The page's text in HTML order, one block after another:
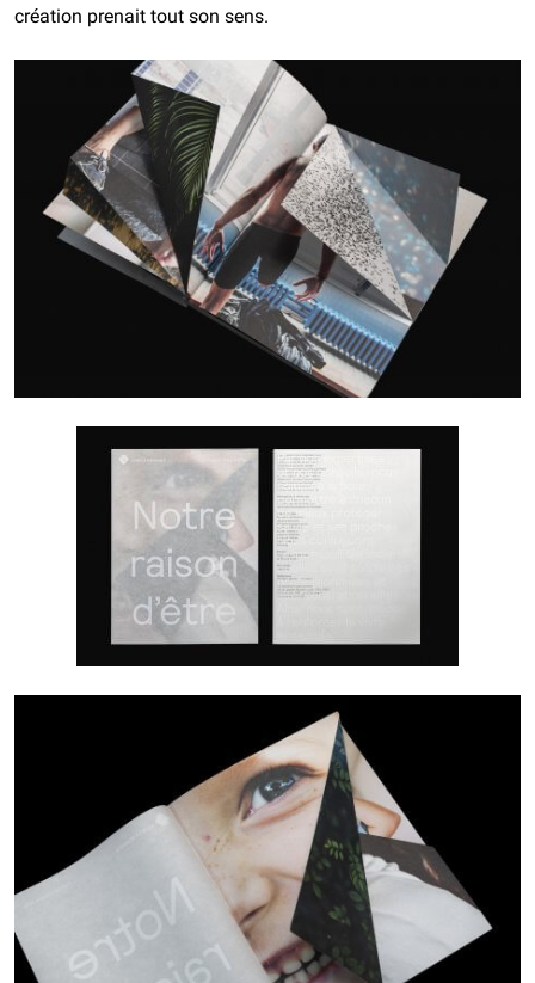
création prenait tout son sens.